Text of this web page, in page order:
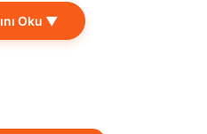
ve diğer ticari
Oku ▼